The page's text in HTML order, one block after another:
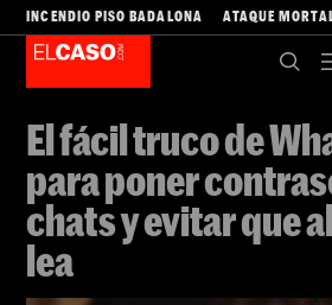
INCENDIO PISO BADALONA ATAQUE
El fácil truco de
para poner
chats y evitar que
lea